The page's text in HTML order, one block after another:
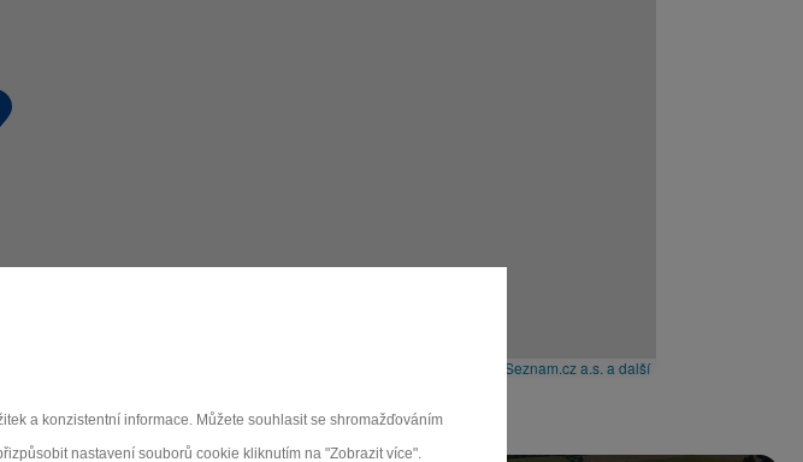
a konzistentní informace. Můžete souhlasit se shromažďováním
nastavení souborů cookie kliknutím na "Zobrazit více".
© Seznam.cz a.s. a další